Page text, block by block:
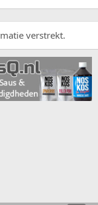
verstrekt.